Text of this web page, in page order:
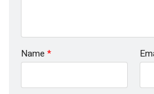
Name *